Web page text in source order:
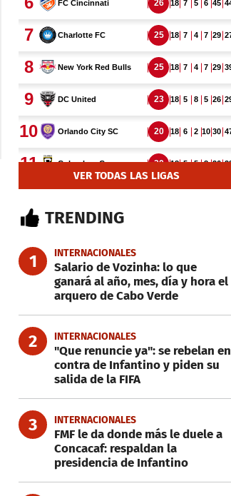
VER TODAS LAS LIGAS
TRENDING
1 INTERNACIONALES
Salario de Vozinha: lo que
ganará al año, mes, día y hora el
arquero de Cabo Verde
2 INTERNACIONALES
"Que renuncie ya": se rebelan en
contra de Infantino y piden su
salida de la FIFA
3 INTERNACIONALES
FMF le da donde más le duele a
Concacaf: respaldan la
presidencia de Infantino